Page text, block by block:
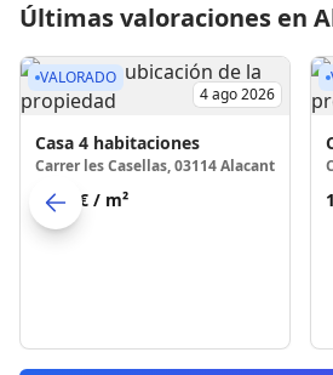
Últimas valoraciones en
VALORADO
4 ago 2026
Casa 4 habitaciones
Carrer les Casellas, 03114 Alacant
1302 € / m²